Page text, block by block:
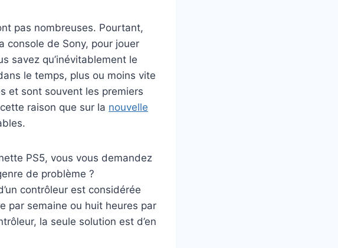
pas nombreuses. Pourtant,
console de Sony, pour jouer
savez qu’inévitablement le
le temps, plus ou moins vite
et sont souvent les premiers
raison que sur la nouvelle
PS5, vous vous demandez
de problème ?
contrôleur est considérée
par semaine ou huit heures par
la seule solution est d’en